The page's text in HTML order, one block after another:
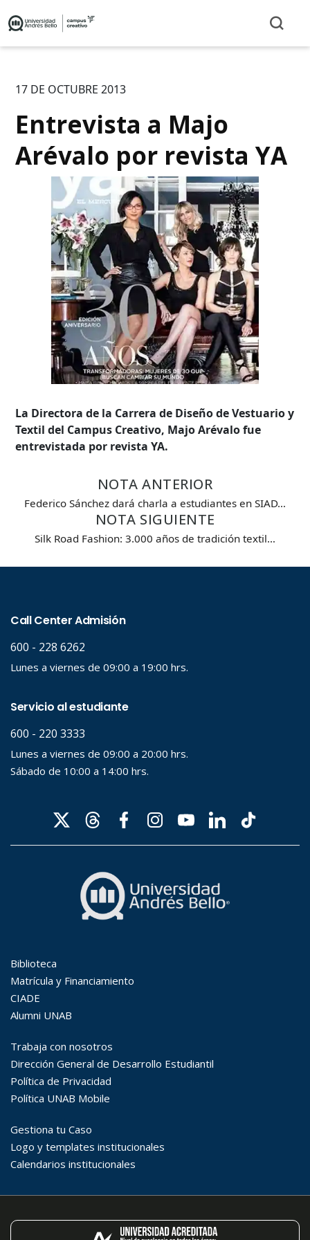
17 DE OCTUBRE 2013
Entrevista a Majo
Arévalo por revista YA
La Directora de la Carrera de Diseño de Vestuario y
Textil del Campus Creativo, Majo Arévalo fue
entrevistada por revista YA.
NOTA ANTERIOR
Federico Sánchez dará charla a estudiantes en SIAD…
NOTA SIGUIENTE
Silk Road Fashion: 3.000 años de tradición textil…
Búsqueda Avanzada
Hasta...